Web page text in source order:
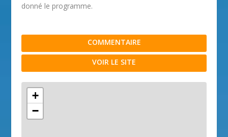
donné le programme.
COMMENTAIRE
VOIR LE SITE
+
−